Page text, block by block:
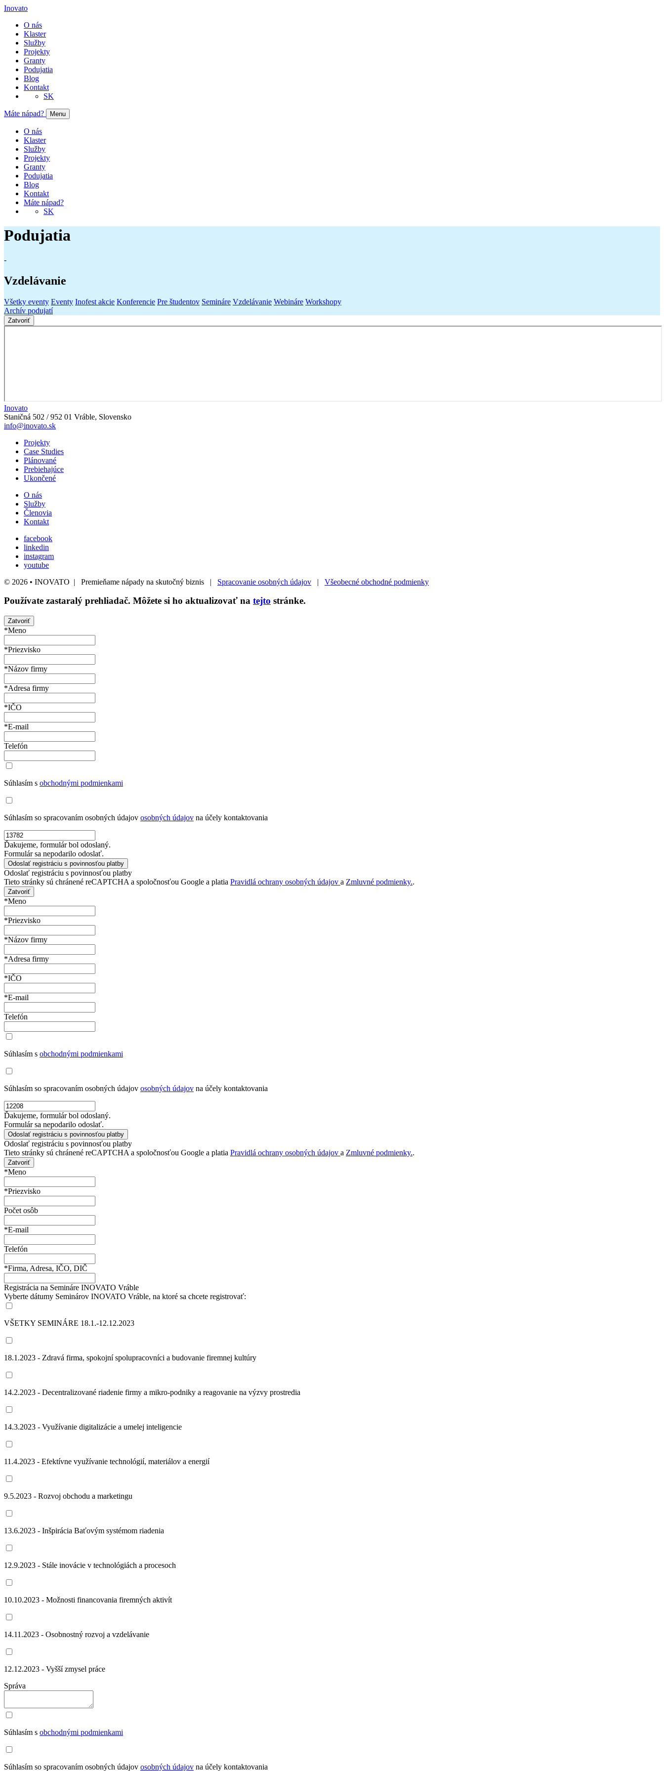
Inovato
O nás
Klaster
Služby
Projekty
Granty
Podujatia
Blog
Kontakt
SK
Máte nápad? Menu
O nás
Klaster
Služby
Projekty
Granty
Podujatia
Blog
Kontakt
Máte nápad?
SK
Podujatia
-
Vzdelávanie
Všetky eventy Eventy Inofest akcie Konferencie Pre študentov Semináre Vzdelávanie Webináre Workshopy
Archív podujatí
Zatvoriť
Inovato
Staničná 502 / 952 01 Vráble, Slovensko
info@inovato.sk
Projekty
Case Studies
Plánované
Prebiehajúce
Ukončené
O nás
Služby
Členovia
Kontakt
facebook
linkedin
instagram
youtube
© 2026 • INOVATO | Premieňame nápady na skutočný biznis | Spracovanie osobných údajov | Všeobecné obchodné podmienky
Používate zastaralý prehliadač. Môžete si ho aktualizovať na tejto stránke.
Zatvoriť
*Meno
*Priezvisko
*Názov firmy
*Adresa firmy
*IČO
*E-mail
Telefón
Súhlasím s obchodnými podmienkami
Súhlasím so spracovaním osobných údajov osobných údajov na účely kontaktovania
Ďakujeme, formulár bol odoslaný.
Formulár sa nepodarilo odoslať.
Odoslať registráciu s povinnosťou platby
Tieto stránky sú chránené reCAPTCHA a spoločnosťou Google a platia Pravidlá ochrany osobných údajov a Zmluvné podmienky..
Zatvoriť
*Meno
*Priezvisko
*Názov firmy
*Adresa firmy
*IČO
*E-mail
Telefón
Súhlasím s obchodnými podmienkami
Súhlasím so spracovaním osobných údajov osobných údajov na účely kontaktovania
Ďakujeme, formulár bol odoslaný.
Formulár sa nepodarilo odoslať.
Odoslať registráciu s povinnosťou platby
Tieto stránky sú chránené reCAPTCHA a spoločnosťou Google a platia Pravidlá ochrany osobných údajov a Zmluvné podmienky..
Zatvoriť
*Meno
*Priezvisko
Počet osôb
*E-mail
Telefón
*Firma, Adresa, IČO, DIČ
Registrácia na Semináre INOVATO Vráble
Vyberte dátumy Seminárov INOVATO Vráble, na ktoré sa chcete registrovať:
VŠETKY SEMINÁRE 18.1.-12.12.2023
18.1.2023 - Zdravá firma, spokojní spolupracovníci a budovanie firemnej kultúry
14.2.2023 - Decentralizované riadenie firmy a mikro-podniky a reagovanie na výzvy prostredia
14.3.2023 - Využívanie digitalizácie a umelej inteligencie
11.4.2023 - Efektívne využívanie technológií, materiálov a energií
9.5.2023 - Rozvoj obchodu a marketingu
13.6.2023 - Inšpirácia Baťovým systémom riadenia
12.9.2023 - Stále inovácie v technológiách a procesoch
10.10.2023 - Možnosti financovania firemných aktivít
14.11.2023 - Osobnostný rozvoj a vzdelávanie
12.12.2023 - Vyšší zmysel práce
Správa
Súhlasím s obchodnými podmienkami
Súhlasím so spracovaním osobných údajov osobných údajov na účely kontaktovania